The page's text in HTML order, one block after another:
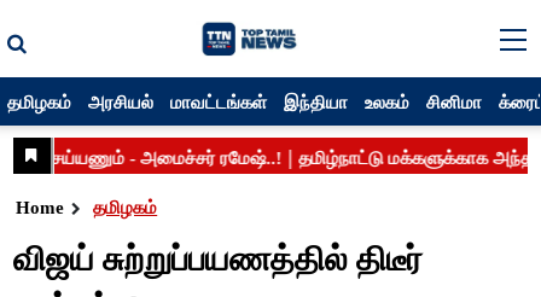
தமிழகம் அரசியல் மாவட்டங்கள் இந்தியா உலகம் சினிமா
Home தமிழகம்
விஜய் சுற்றுப்பயணத்தில் திடீர்